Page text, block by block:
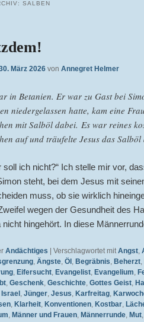
SALBEN
März 2026 von Annegret Helmer
in Betanien. Er war zu Gast bei
niedergelassen hatte, kam eine
mit Salböl dabei. Es war reines
auf und träufelte Jesus das
soll ich nicht?“ Ich stelle mir vor,
steht, bei dem Jesus mit
muss, ob sie wirklich
wegen der Gesundheit des
nicht hingehört. In diese
Andächtiges Verschlagwortet mit Angst,
, Ängste, Öl , Begräbnis, Beherzt,
, Eifersucht, Evangelist, Evangelium,
, Geschenk, Geschichte, Gottes Geist,
Israel , Jünger, Jesus, Karfreitag,
, Klarheit, Konventionen, Kostbar,
, Männer und Frauen, Männerrunde, Mut,